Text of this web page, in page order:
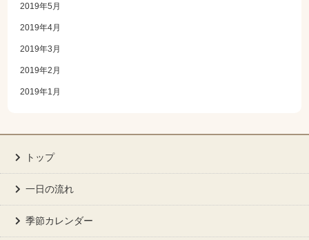
2019年5月
2019年4月
2019年3月
2019年2月
2019年1月
トップ
一日の流れ
季節カレンダー